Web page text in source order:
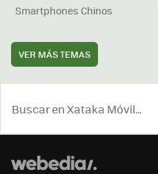
Smartphones Chinos
VER MÁS TEMAS